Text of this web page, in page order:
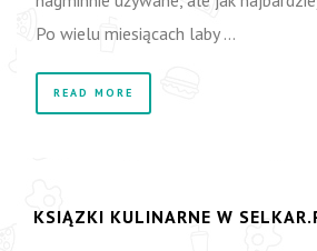
Po wielu miesiącach laby …
READ MORE
KSIĄZKI KULINARNE W